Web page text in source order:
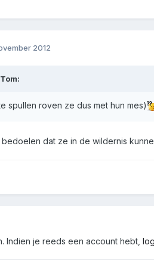
2012
spullen roven ze dus met hun mes)
dat ze in de wildernis
Indien je reeds een account hebt,